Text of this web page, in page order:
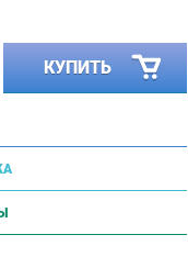
КУПИТЬ